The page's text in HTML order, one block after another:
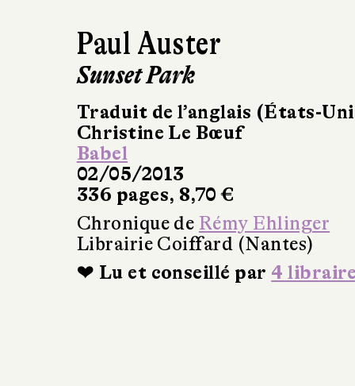
Paul Auster
Sunset Park
Traduit de l’anglais (États-
Christine Le Bœuf
Babel
02/05/2013
336 pages, 8,70 €
Chronique de Rémy Ehlinger
Librairie Coiffard (Nantes)
❤ Lu et conseillé par 4